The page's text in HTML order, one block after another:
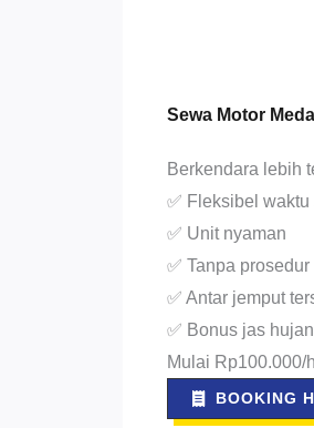
Sewa Motor
Berkendara lebih
✅ Fleksibel waktu
✅ Unit nyaman
✅ Tanpa prosedur
✅ Antar jemput
✅ Bonus jas hujan
Mulai Rp100.000/
BOOKING